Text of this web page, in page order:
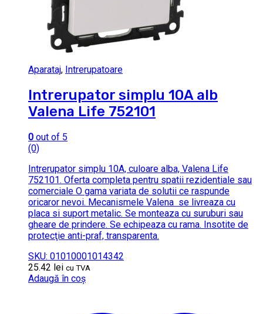
Aparataj, Intrerupatoare
Intrerupator simplu 10A alb
Valena Life 752101
0 out of 5
(0)
Intrerupator simplu 10A, culoare alba, Valena Life
752101. Oferta completa pentru spatii rezidentiale sau
comerciale O gama variata de solutii ce raspunde
oricaror nevoi. Mecanismele Valena se livreaza cu
placa si suport metalic. Se monteaza cu suruburi sau
gheare de prindere. Se echipeaza cu rama. Insotite de
protecţie anti-praf, transparenta.
SKU: 01010001014342
25.42 lei cu TVA
Adaugă în coș